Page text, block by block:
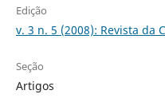
Edição
v. 3 n. 5 (2008): Revista da
Seção
Artigos